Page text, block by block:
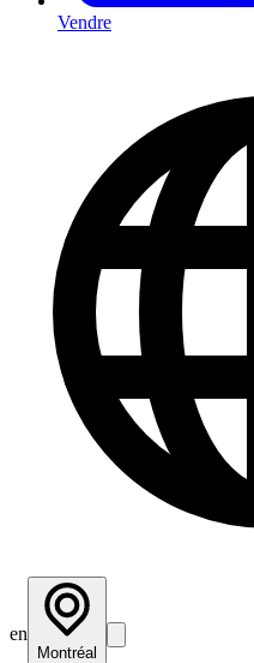
Vendre
en
Montréal